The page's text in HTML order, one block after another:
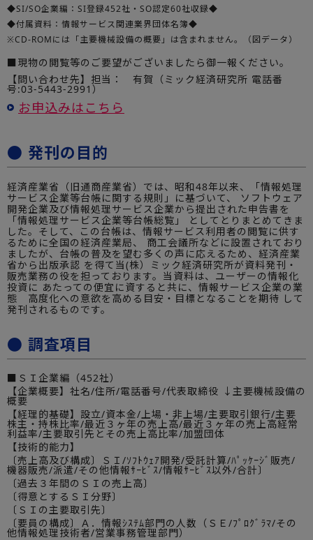
◆SI/SO企業編：SI登録452社・SO認定60社収録◆
◆付属資料：情報サービス関連業界団体名簿◆
※CD-ROMには「主要機械設備の概要」は含まれません。（図データ）
■現物の閲覧等のご要望がございましたら御一報ください。
【問い合わせ先】担当： 有賀（ミック経済研究所 電話番
号:03-5443-2991）
お申込みはこちら
● 発刊の目的
経済産業省（旧通商産業省）では、昭和48年以来、「情報処理
サービス企業等台帳に関する規則」に基づいて、 ソフトウェア
開発企業及び情報処理サービス企業から提出された申告書を
「情報処理サービス企業等台帳総覧」 としてとりまとめてきま
した。そして、この台帳は、情報サービス利用者の閲覧に供す
るために全国の経済産業局、 商工会議所などに設置されており
ましたが、台帳の普及を望む多くの声に応えるため、経済産業
省から出版承認 を得て当(株）ミック経済研究所が資料発刊・
販売業務の役を担っております。当資料は、ユーザーの情報化
投資に あたっての便宜に資すると共に、情報サービス企業の業
態 高度化への意欲を高める目安・目標となることを期待 して
発刊されるものです。
● 調査項目
■ＳＩ企業編（452社）
【企業概要】社名/住所/電話番号/代表取締役 ↓主要機械設備の
概要
【経理的基礎】設立/資本金/上場・非上場/主要取引銀行/主要
株主・持株比率/最近３ヶ年の売上高/最近３ヶ年の売上高経常
利益率/主要取引先とその売上高比率/加盟団体
【技術的能力】
〔売上高及び構成〕ＳＩ/ｿﾌﾄｳｪｱ開発/受託計算/ﾊﾟｯｹｰｼﾞ販売/
機器販売/派遣/その他情報ｻｰﾋﾞｽ/情報ｻｰﾋﾞｽ以外/合計〕
〔過去３年間のＳＩの売上高〕
〔得意とするＳＩ分野〕
〔ＳＩの主要取引先〕
〔要員の構成〕Ａ．情報ｼｽﾃﾑ部門の人数（ＳＥ/ﾌﾟﾛｸﾞﾗﾏ/その
他情報処理技術者/営業事務管理部門）